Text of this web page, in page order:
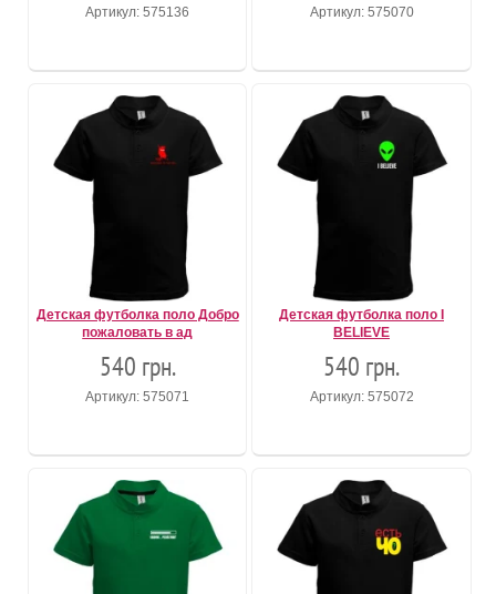
Артикул: 575136 Артикул: 575070
Детская футболка поло Добро
пожаловать в ад
540 грн.
Артикул: 575071
Детская футболка поло I
BELIEVE
540 грн.
Артикул: 575072